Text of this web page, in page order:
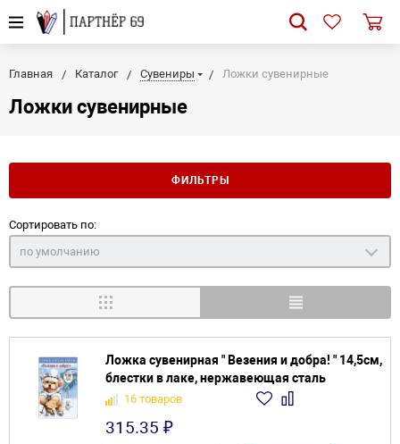
Главная Каталог Сувениры Ложки сувенирные
Ложки сувенирные
ФИЛЬТРЫ
Сортировать по:
по умолчанию
Ложка сувенирная " Везения и добра! " 14,5см,
блестки в лаке, нержавеющая сталь
16 товаров
315.35 ₽